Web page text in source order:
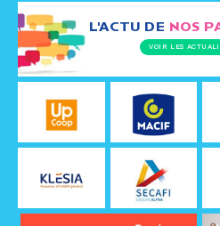
L'ACTU DE NOS
VOIR LES